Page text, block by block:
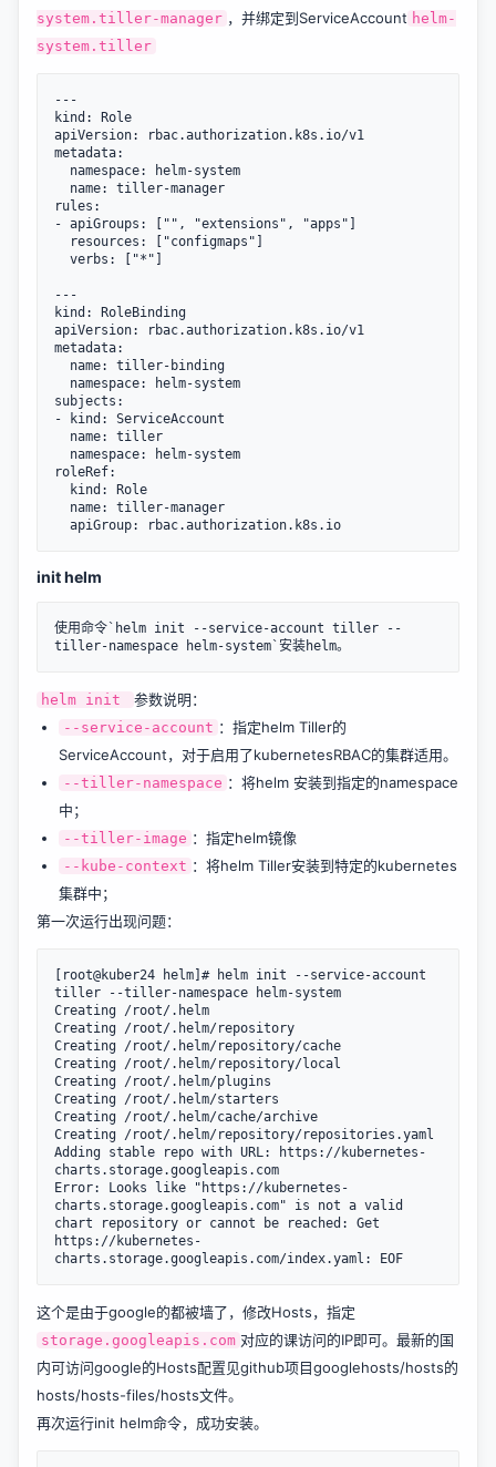
system.tiller-manager ，并绑定到ServiceAccount helm-
system.tiller
---
kind: Role
apiVersion: rbac.authorization.k8s.io/v1
metadata:
rules:
- apiGroups: ["", "extensions", "apps"]
---
kind: RoleBinding
apiVersion: rbac.authorization.k8s.io/v1
metadata:
subjects:
- kind: ServiceAccount
roleRef:
init helm
使用命令`helm init --service-account tiller --
helm init 参数说明：
--service-account ：指定helm Tiller的
ServiceAccount，对于启用了kubernetesRBAC的集群适用。
--tiller-namespace ：将helm 安装到指定的namespace
中；
--tiller-image ：指定helm镜像
--kube-context ：将helm Tiller安装到特定的kubernetes
集群中；
第一次运行出现问题：
[root@kuber24 helm]# helm init --service-account
tiller --tiller-namespace helm-system
Creating /root/.helm
Creating /root/.helm/repository
Creating /root/.helm/repository/cache
Creating /root/.helm/repository/local
Creating /root/.helm/plugins
Creating /root/.helm/starters
Creating /root/.helm/cache/archive
Creating /root/.helm/repository/repositories.yaml
Adding stable repo with URL: https://kubernetes-
charts.storage.googleapis.com
Error: Looks like "https://kubernetes-
charts.storage.googleapis.com" is not a valid
chart repository or cannot be reached: Get
https://kubernetes-
这个是由于google的都被墙了，修改Hosts，指定
storage.googleapis.com 对应的课访问的IP即可。最新的国
内可访问google的Hosts配置见github项目googlehosts/hosts的
hosts/hosts-files/hosts文件。
再次运行init helm命令，成功安装。